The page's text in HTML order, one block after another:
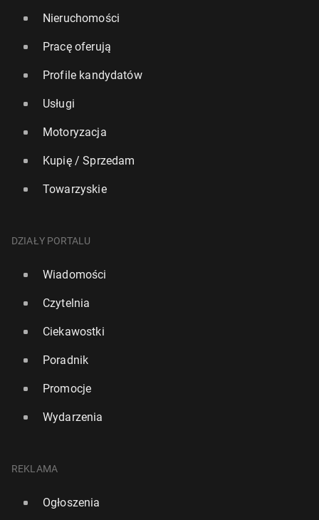
Nieruchomości
Pracę oferują
Profile kandydatów
Usługi
Motoryzacja
Kupię / Sprzedam
Towarzyskie
DZIAŁY PORTALU
Wiadomości
Czytelnia
Ciekawostki
Poradnik
Promocje
Wydarzenia
REKLAMA
Ogłoszenia